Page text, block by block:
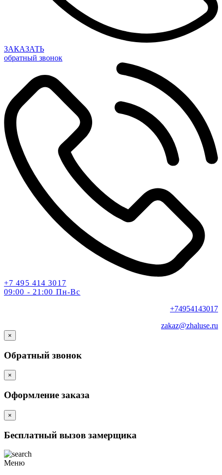
ЗАКАЗАТЬ
обратный звонок
+7 495 414 3017
09:00 - 21:00 Пн-Вс
+74954143017
zakaz@zhaluse.ru
×
Обратный звонок
×
Оформление заказа
×
Бесплатный вызов замерщика
Меню